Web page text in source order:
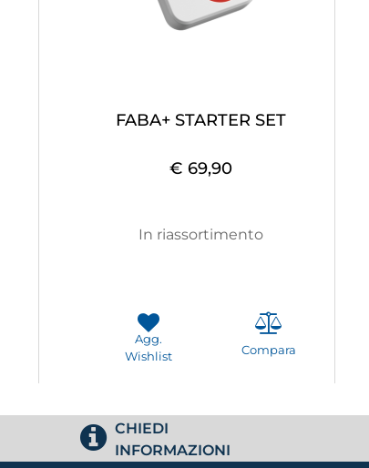
FABA+ STARTER SET
€ 69,90
In riassortimento
Agg.
Wishlist
Compara
CHIEDI
INFORMAZIONI